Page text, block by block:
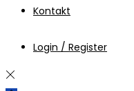
Kontakt
Login / Register